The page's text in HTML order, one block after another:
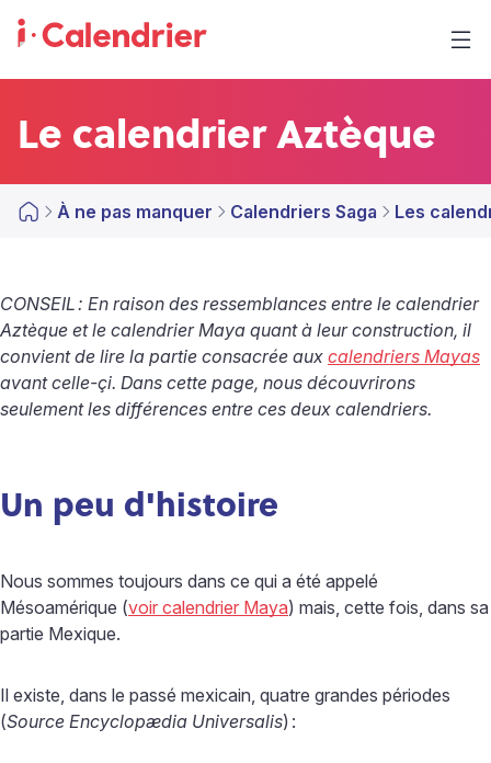
Le calendrier Aztèque
À ne pas manquer Calendriers Saga Les
CONSEIL: En raison des ressemblances entre le calendrier
Aztèque et le calendrier Maya quant à leur construction, il
convient de lire la partie consacrée aux calendriers Mayas
avant celle-çi. Dans cette page, nous découvrirons
seulement les différences entre ces deux calendriers.
Un peu d'histoire
Nous sommes toujours dans ce qui a été appelé
Mésoamérique (voir calendrier Maya) mais, cette fois, dans sa
partie Mexique.
Il existe, dans le passé mexicain, quatre grandes périodes
(Source Encyclopædia Universalis) :